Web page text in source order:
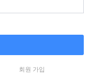
회원 가입